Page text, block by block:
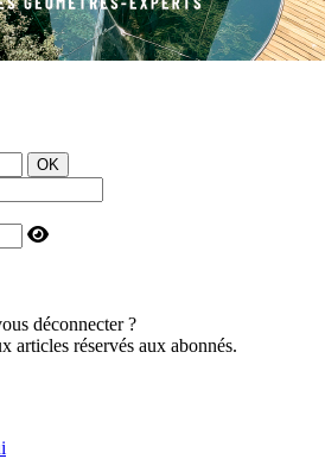
OK
déconnecter ?
articles réservés aux abonnés.